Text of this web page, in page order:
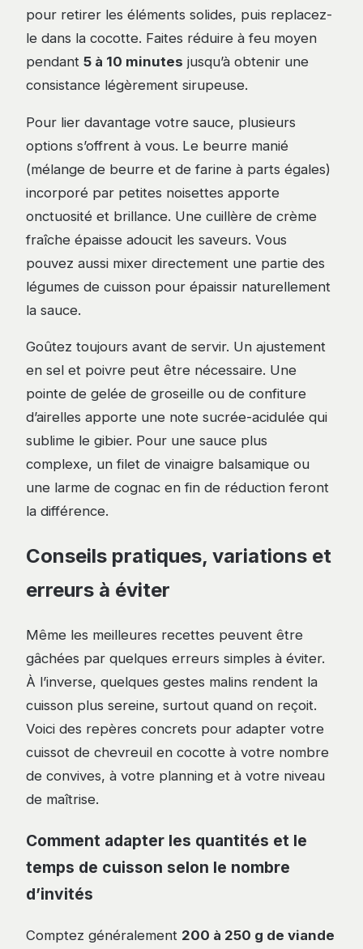
pour retirer les éléments solides, puis replacez-
le dans la cocotte. Faites réduire à feu moyen
pendant 5 à 10 minutes jusqu’à obtenir une
consistance légèrement sirupeuse.
Pour lier davantage votre sauce, plusieurs
options s’offrent à vous. Le beurre manié
(mélange de beurre et de farine à parts égales)
incorporé par petites noisettes apporte
onctuosité et brillance. Une cuillère de crème
fraîche épaisse adoucit les saveurs. Vous
pouvez aussi mixer directement une partie des
légumes de cuisson pour épaissir naturellement
la sauce.
Goûtez toujours avant de servir. Un ajustement
en sel et poivre peut être nécessaire. Une
pointe de gelée de groseille ou de confiture
d’airelles apporte une note sucrée-acidulée qui
sublime le gibier. Pour une sauce plus
complexe, un filet de vinaigre balsamique ou
une larme de cognac en fin de réduction feront
la différence.
Conseils pratiques, variations et
erreurs à éviter
Même les meilleures recettes peuvent être
gâchées par quelques erreurs simples à éviter.
À l’inverse, quelques gestes malins rendent la
cuisson plus sereine, surtout quand on reçoit.
Voici des repères concrets pour adapter votre
cuissot de chevreuil en cocotte à votre nombre
de convives, à votre planning et à votre niveau
de maîtrise.
Comment adapter les quantités et le
temps de cuisson selon le nombre
d’invités
Comptez généralement 200 à 250 g de viande